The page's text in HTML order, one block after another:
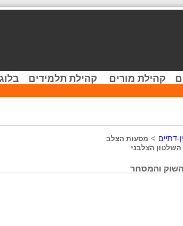
קהילת מורים קהילת תלמידים
דתיים > מסעות הצלב
הצלבני
השוק והמסחר